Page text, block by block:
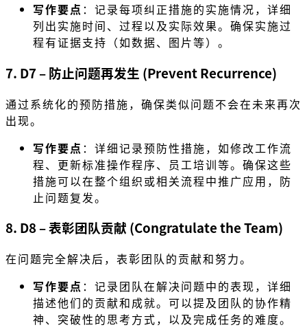
写作要点 ：记录每项纠正措施的实施情况，详细
列出实施时间、过程以及实际效果。确保实施过
程有证据支持（如数据、图片等）。
7. D7 – 防止问题再发生 (Prevent Recurrence)
通过系统化的预防措施，确保类似问题不会在未来再次
出现。
写作要点 ：详细记录预防性措施，如修改工作流
程、更新标准操作程序、员工培训等。确保这些
措施可以在整个组织或相关流程中推广应用，防
止问题复发。
8. D8 – 表彰团队贡献 (Congratulate the Team)
在问题完全解决后，表彰团队的贡献和努力。
写作要点 ：记录团队在解决问题中的表现，详细
描述他们的贡献和成就。可以提及团队的协作精
神、突破性的思考方式，以及完成任务的难度。